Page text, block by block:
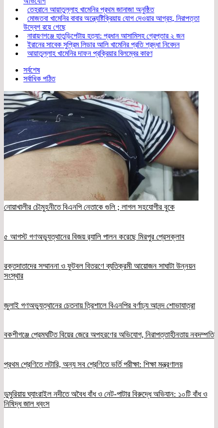
তেহরানে আয়াতুল্লাহ খামেনির প্রথম জানাজা অনুষ্ঠিত
মোজতবা খামেনির বাবার অন্ত্যেষ্টিক্রিয়ায় যোগ দেওয়ার আগ্রহ, নিরাপত্তা
উদ্বেগ রয়ে গেছে
নারায়ণগঞ্জে হাতুড়িপেটায় হত্যা: প্রধান আসামিসহ গ্রেপ্তার ২ জন
ইরানের সাবেক সুপ্রিম লিডার আলি খামেনির প্রতি শ্রদ্ধা নিবেদন
আয়াতুল্লাহ খামেনির দাফন প্রক্রিয়ার বিলম্বের কারণ
সর্বশেষ
সর্বাধিক পঠিত
নোয়াখালীর চৌমুহনীতে বিএনপি নেতাকে গুলি ; লাগল সহযোগীর বুকে
৫ আগস্ট গণঅভ্যুত্থানের বিজয় র‍্যালি পালন করেছে মিরপুর প্রেসক্লাব
রক্তদাতাদের সম্মাননা ও ফুটবল বিতরণে ব্যতিক্রমী আয়োজন সাঘাটা উন্নয়ন
সংস্থার
জুলাই গণঅভ্যুত্থানের চেতনায় ত্রিশালে বিএনপির বর্ণাঢ্য আনন্দ শোভাযাত্রা
বকশীগঞ্জে প্রেমঘটিত বিয়ের জেরে অপহরণের অভিযোগ, নিরাপত্তাহীনতায় নবদম্পতি
প্রথম শ্রেণিতে লটারি, অন্য সব শ্রেণিতে ভর্তি পরীক্ষা: শিক্ষা মন্ত্রণালয়
ডুমুরিয়ায় ঘ্যাংরাইল নদীতে অবৈধ বাঁধ ও নেট-পাটার বিরুদ্ধে অভিযান: ১০টি বাঁধ ও
নিষিদ্ধ জাল ধ্বংস